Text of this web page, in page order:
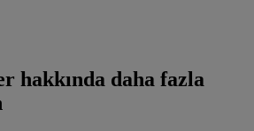
hakkında daha fazla